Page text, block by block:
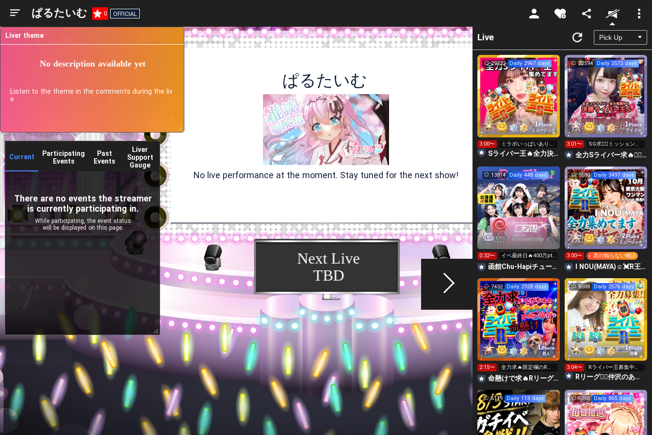
ぱるたいむ 0 OFFICIAL
Unmute
ぱるたいむ
No live performance at the moment. Stay tuned for the next show!
Current
Participating
Events
Past
Events
Liver
Support
Gauge
There are no events the streamer
is currently participating in.
While participating, the event status
will be displayed on this page.
Liver theme
No description available yet
Listen to the theme in the comments during the liv
e
Live
1Place
ミュージック
29732 Daily 2967 days
3:00〜
ミラボいっぱいありが
とう❤️本日最終日‼️
Sライバー王🔥全力決勝🗽🌈Annnnnaの空⛱
1Place
アイドル
22594 Daily 2572 days
3:01〜
SG求❤️‍🔥ミッション無
料ライバー王 S求👑
全力Sライバー求🔥❤️‍🔥147cm深川史那のルーム🐸🎈
13914 Daily 448 days
0:32〜
イベ最終日🔥400万pt
いきたい！
函館Chu-Hapiチューハピ🌈
2Place
ミュージック
8680 Daily 3497 days
3:00〜 ♪ 君の知らない物語
I NOU(MAYA)☺︎︎︎︎💓R王決勝全力挑戦‼️
1Place
芸人
7432 Daily 2928 days
2:15〜
全力求🔥限定欄のR👑
ギフト🙏昨日のR日間
🥇感謝😭
命懸けで求🔥Rリーグ👑夏祭実行委員長🎆こがちゃんのちばります
1Place
俳優
6588 Daily 2576 days
3:04〜
Rライバー王募集中🥺
✨
Rリーグ❤️‍🔥仲沢のあ⛴໒꒱· ﾟ🌈
6119 Daily 113 days 5056 Daily 865 days